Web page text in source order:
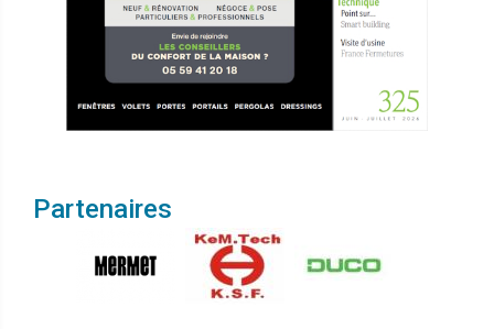
Partenaires